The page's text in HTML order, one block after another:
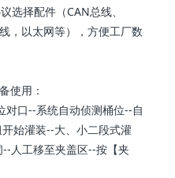
选择配件（CAN总线、
，以太网等），方便工厂数
使用：
对口--系统自动侦测桶位--自
始灌装--大、小二段式灌
人工移至夹盖区--按【夹